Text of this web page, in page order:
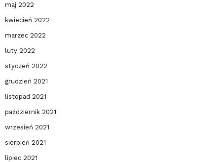
maj 2022
kwiecień 2022
marzec 2022
luty 2022
styczeń 2022
grudzień 2021
listopad 2021
październik 2021
wrzesień 2021
sierpień 2021
lipiec 2021